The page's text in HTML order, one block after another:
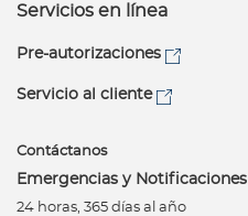
Servicios en línea
Pre-autorizaciones
Servicio al cliente
Contáctanos
Emergencias y Notificaciones
24 horas, 365 días al año